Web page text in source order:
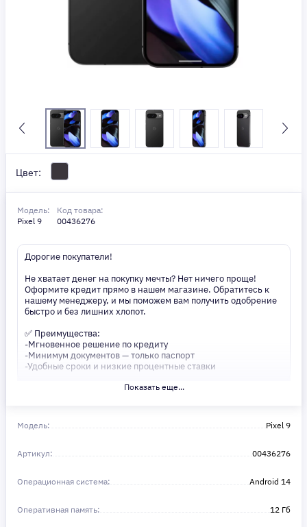
Цвет:
Модель:
Pixel 9
Код товара:
00436276
Дорогие покупатели!
Не хватает денег на покупку мечты? Нет ничего проще!
Оформите кредит прямо в нашем магазине. Обратитесь к
нашему менеджеру, и мы поможем вам получить одобрение
быстро и без лишних хлопот.
✅ Преимущества:
-Мгновенное решение по кредиту
-Минимум документов — только паспорт
-Удобные сроки и низкие процентные ставки
Не откладывайте свои желания на потом! Получите то, что
Показать еще...
Модель: Pixel 9
Артикул: 00436276
Операционная система: Android 14
Оперативная память: 12 Гб